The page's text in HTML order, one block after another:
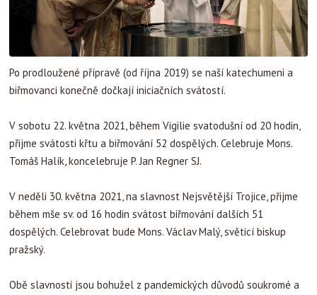
Po prodloužené přípravě (od října 2019) se naší katechumeni a
biřmovanci konečně dočkají iniciačních svátostí.
V sobotu 22. května 2021, během Vigilie svatodušní od 20 hodin,
přijme svátosti křtu a biřmování 52 dospělých. Celebruje Mons.
Tomáš Halík, koncelebruje P. Jan Regner SJ.
V neděli 30. května 2021, na slavnost Nejsvětější Trojice, přijme
během mše sv. od 16 hodin svátost biřmování dalších 51
dospělých. Celebrovat bude Mons. Václav Malý, světicí biskup
pražský.
Obě slavnosti jsou bohužel z pandemických důvodů soukromé a